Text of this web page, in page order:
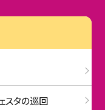
タの巡回